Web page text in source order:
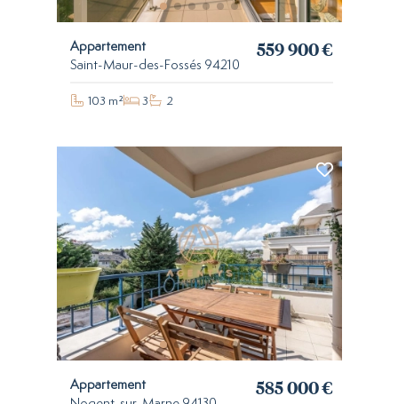
Appartement
Saint-Maur-des-Fossés 94210
559 900 €
103 m² 3 2
Appartement
585 000 €